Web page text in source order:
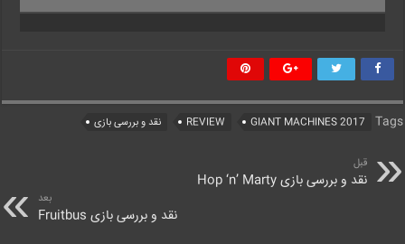
Tags
GIANT MACHINES 2017
REVIEW نقد و بررسی بازی
قبل
نقد و بررسی بازی Hop ‘n’ Marty
بعد
نقد و بررسی بازی Fruitbus